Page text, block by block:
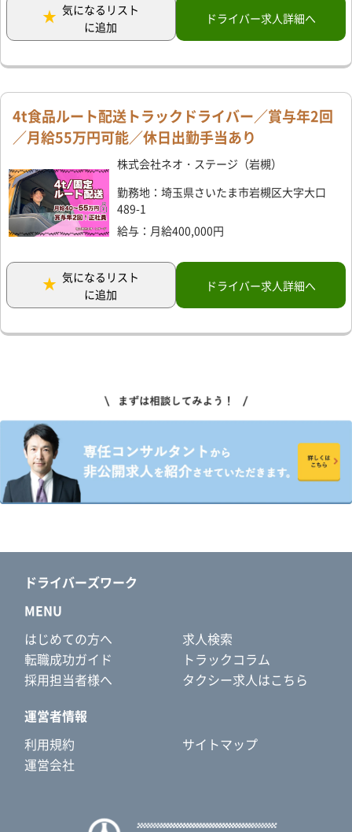
気になるリスト
に追加
ドライバー求人詳細へ
4t食品ルート配送トラックドライバー／賞与年2回
／月給55万円可能／休日出勤手当あり
株式会社ネオ・ステージ（岩槻）
勤務地：埼玉県さいたま市岩槻区大字大口
489-1
給与：月給400,000円
気になるリスト
に追加
ドライバー求人詳細へ
ドライバーズワーク
MENU
はじめての方へ
求人検索
転職成功ガイド
トラックコラム
採用担当者様へ
タクシー求人はこちら
運営者情報
利用規約
サイトマップ
運営会社